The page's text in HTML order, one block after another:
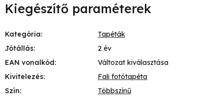
Kiegészítő paraméterek
Kategória:
Tapéták
Jótállás:
2 év
EAN vonalkód:
Változat kiválasztása
Kivitelezés:
Fali fotótapéta
Szín:
Többszínű